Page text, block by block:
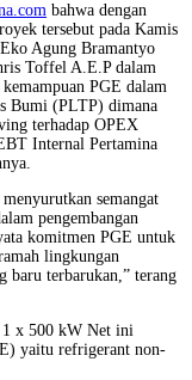
bahwa dengan
tersebut pada Kamis
Agung Bramantyo
Toffel A.E.P dalam
PGE dalam
Bumi (PLTP) dimana
terhadap OPEX
Internal Pertamina
semangat
pengembangan
komitmen PGE untuk
lingkungan
baru terbarukan,” terang
1 x 500 kW Net ini
yaitu refrigerant non-